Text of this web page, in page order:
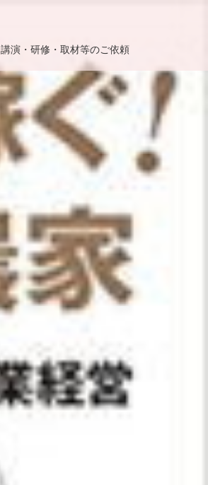
講演・研修・取材等のご依頼